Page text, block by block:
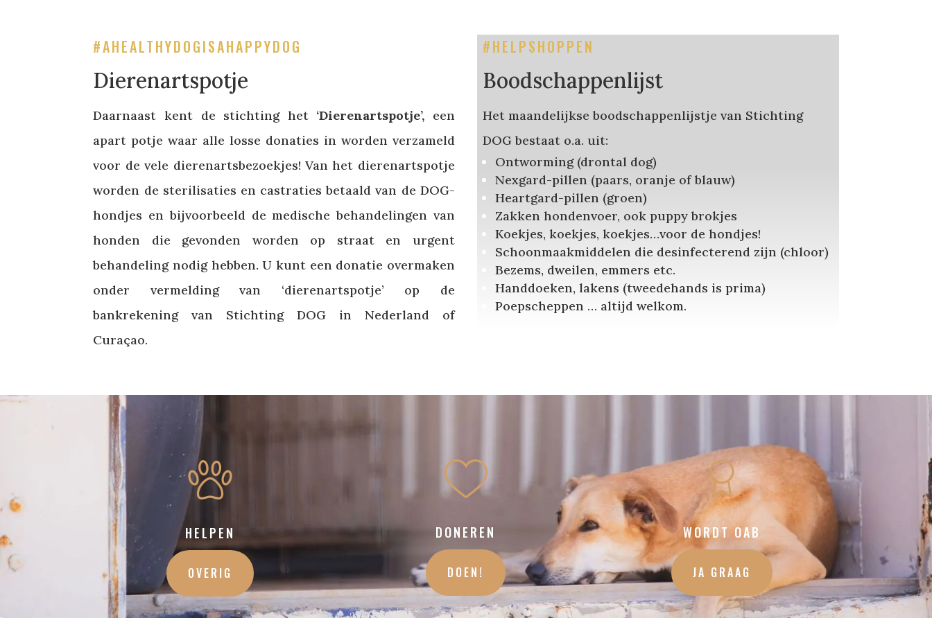
#AHEALTHYDOGISAHAPPYDOG
Dierenartspotje
Daarnaast kent de stichting het ‘Dierenartspotje’, een
apart potje waar alle losse donaties in worden verzameld
voor de vele dierenartsbezoekjes! Van het dierenartspotje
worden de sterilisaties en castraties betaald van de DOG-
hondjes en bijvoorbeeld de medische behandelingen van
honden die gevonden worden op straat en urgent
behandeling nodig hebben. U kunt een donatie overmaken
onder vermelding van ‘dierenartspotje’ op de
bankrekening van Stichting DOG in Nederland of
Curaçao.
#HELPSHOPPEN
Boodschappenlijst
Het maandelijkse boodschappenlijstje van Stichting
DOG bestaat o.a. uit:
Ontworming (drontal dog)
Nexgard-pillen (paars, oranje of blauw)
Heartgard-pillen (groen)
Zakken hondenvoer, ook puppy brokjes
Koekjes, koekjes, koekjes…voor de hondjes!
Schoonmaakmiddelen die desinfecterend zijn (chloor)
Bezems, dweilen, emmers etc.
Handdoeken, lakens (tweedehands is prima)
Poepscheppen … altijd welkom.
HELPEN
OVERIG
DONEREN
DOEN!
WORDT OAB
JA GRAAG